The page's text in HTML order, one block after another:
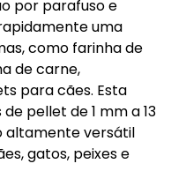
por parafuso e
uma
como farinha de
de carne,
para cães. Esta
pellet de 1 mm a 13
altamente versátil
gatos, peixes e